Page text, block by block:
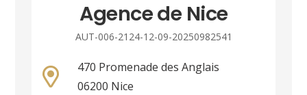
Agence de Nice
AUT-006-2124-12-09-20250982541
470 Promenade des Anglais
06200 Nice